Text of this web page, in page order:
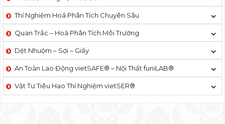
Thí Nghiệm Hoá Phân Tích Chuyên Sâu
Quan Trắc – Hoá Phân Tích Môi Trường
Dệt Nhuộm – Sợi – Giấy
An Toàn Lao Động vietSAFE® – Nội Thất funiLAB®
Vật Tư Tiêu Hao Thí Nghiệm vietSER®